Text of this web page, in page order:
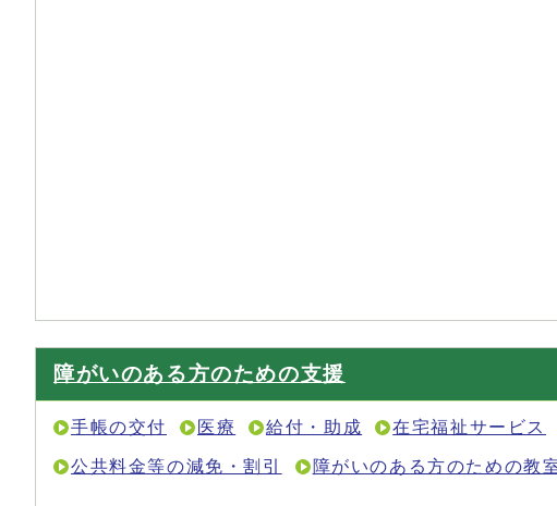
障がいのある方のための支援
手帳の交付 医療 給付・助成 在宅福祉サービス
公共料金等の減免・割引 障がいのある方のための教